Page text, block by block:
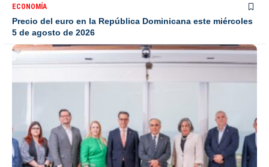
ECONOMÍA
Precio del euro en la República Dominicana este miércoles
5 de agosto de 2026